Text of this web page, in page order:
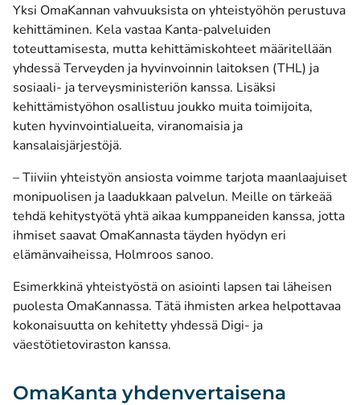
Yksi OmaKannan vahvuuksista on yhteistyöhön perustuva
kehittäminen. Kela vastaa Kanta-palveluiden
toteuttamisesta, mutta kehittämiskohteet määritellään
yhdessä Terveyden ja hyvinvoinnin laitoksen (THL) ja
sosiaali- ja terveysministeriön kanssa. Lisäksi
kehittämistyöhon osallistuu joukko muita toimijoita,
kuten hyvinvointialueita, viranomaisia ja
kansalaisjärjestöjä.
– Tiiviin yhteistyön ansiosta voimme tarjota maanlaajuiset
monipuolisen ja laadukkaan palvelun. Meille on tärkeää
tehdä kehitystyötä yhtä aikaa kumppaneiden kanssa, jotta
ihmiset saavat OmaKannasta täyden hyödyn eri
elämänvaiheissa, Holmroos sanoo.
Esimerkkinä yhteistyöstä on asiointi lapsen tai läheisen
puolesta OmaKannassa. Tätä ihmisten arkea helpottavaa
kokonaisuutta on kehitetty yhdessä Digi- ja
väestötietoviraston kanssa.
OmaKanta yhdenvertaisena